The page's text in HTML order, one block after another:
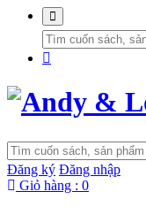
Đăng ký Đăng nhập
Giỏ hàng : 0